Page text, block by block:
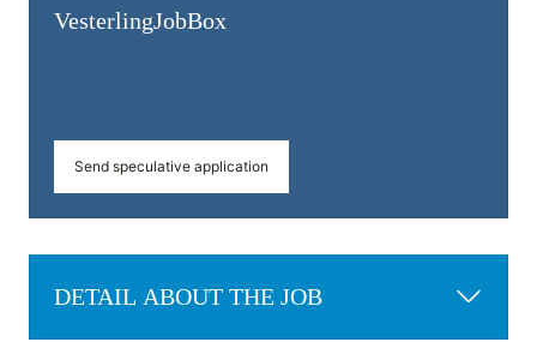
Vesterling­JobBox
Send speculative application
DETAIL ABOUT THE JOB